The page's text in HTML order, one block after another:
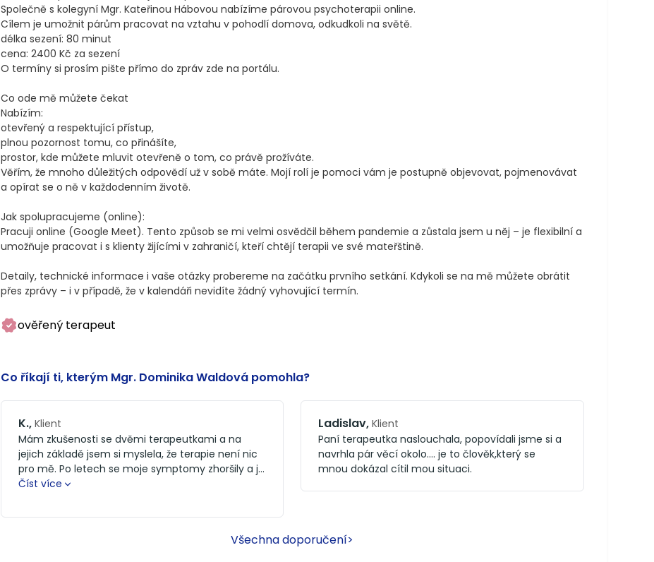
Společně s kolegyní Mgr. Kateřinou Hábovou nabízíme párovou psychoterapii online.
Cílem je umožnit párům pracovat na vztahu v pohodlí domova, odkudkoli na světě.
délka sezení: 80 minut
cena: 2400 Kč za sezení
O termíny si prosím pište přímo do zpráv zde na portálu.
Co ode mě můžete čekat
Nabízím:
otevřený a respektující přístup,
plnou pozornost tomu, co přinášíte,
prostor, kde můžete mluvit otevřeně o tom, co právě prožíváte.
Věřím, že mnoho důležitých odpovědí už v sobě máte. Mojí rolí je pomoci vám je postupně objevovat, pojmenovávat
a opírat se o ně v každodenním životě.
Jak spolupracujeme (online):
Pracuji online (Google Meet). Tento způsob se mi velmi osvědčil během pandemie a zůstala jsem u něj – je flexibilní a
umožňuje pracovat i s klienty žijícími v zahraničí, kteří chtějí terapii ve své mateřštině.
Detaily, technické informace i vaše otázky probereme na začátku prvního setkání. Kdykoli se na mě můžete obrátit
přes zprávy – i v případě, že v kalendáři nevidíte žádný vyhovující termín.
ověřený terapeut
Co říkají ti, kterým Mgr. Dominika Waldová pomohla?
K., Klient
Mám zkušenosti se dvěmi terapeutkami a na
jejich základě jsem si myslela, že terapie není nic
pro mě. Po letech se moje symptomy zhoršily a já
to zkusila znovu. Tentokrát jsem naštěstí narazila
konečně dobře. Děkuji. Bylo mi s ní hezky a
těšit. Když budu potřebovat, zase se určitě ozvu!
Číst více
Ladislav,Klient
Paní terapeutka naslouchala, popovídali jsme si a
navrhla pár věcí okolo.... je to člověk,který se
mnou dokázal cítil mou situaci.
Všechna doporučení>